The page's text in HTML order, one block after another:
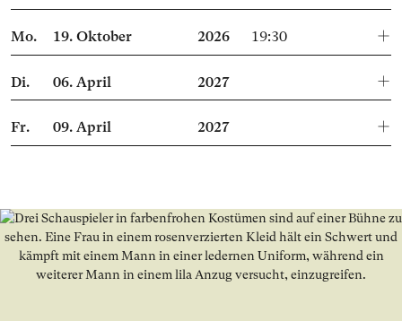
Mo. 19.Oktober 2026 19:30
Di. 06.April 2027
Fr. 09.April 2027